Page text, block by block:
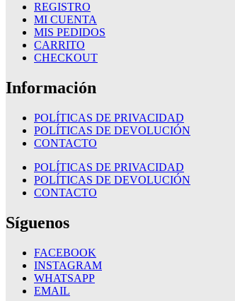
REGISTRO
MI CUENTA
MIS PEDIDOS
CARRITO
CHECKOUT
Información
POLÍTICAS DE PRIVACIDAD
POLÍTICAS DE DEVOLUCIÓN
CONTACTO
POLÍTICAS DE PRIVACIDAD
POLÍTICAS DE DEVOLUCIÓN
CONTACTO
Síguenos
FACEBOOK
INSTAGRAM
WHATSAPP
EMAIL